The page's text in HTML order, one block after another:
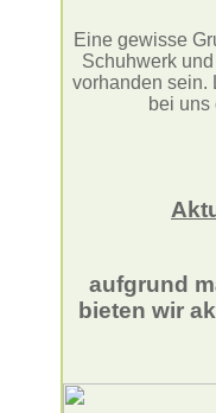
Eine gewisse
Schuhwerk
vorhanden sein.
bei uns
aufgrund
bieten wir